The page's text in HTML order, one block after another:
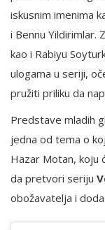
iskusnim imenima
​​i Bennu Yildirimlar.
kao i Rabiyu
ulogama u seriji,
pružiti priliku da
Predstave mladih
jedna od tema o
Hazar Motan, koju
da pretvori seriju
obožavatelja i